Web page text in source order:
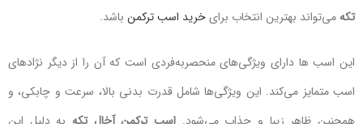
تکه می‌تواند بهترین انتخاب برایخرید اسب ترکمن باشد.
این اسب ها دارای ویژگی‌های منحصربه‌فردی است که آن را از دیگر نژادهای
اسب متمایز می‌کند. این ویژگی‌ها شامل قدرت بدنی بالا، سرعت و چابکی، و